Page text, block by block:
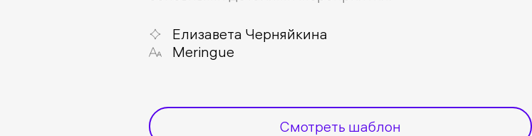
Елизавета Черняйкина
Meringue
Смотреть шаблон